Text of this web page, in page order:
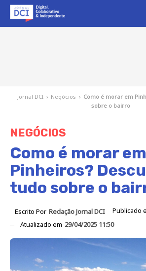
Jornal DCI › Negócios › Como é morar em
sobre o bairro
NEGÓCIOS
Como é morar em
Pinheiros?
tudo sobre o
Escrito Por Redação Jornal DCI Publicado
Atualizado em 29/04/2025 11:50